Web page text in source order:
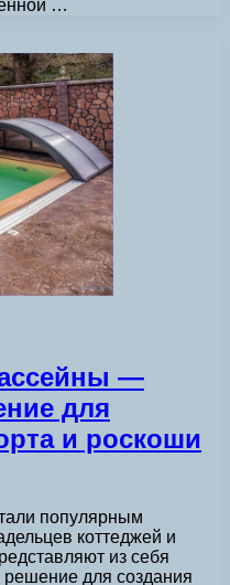
…
—
для
и роскоши
популярным
коттеджей и
из себя
для создания